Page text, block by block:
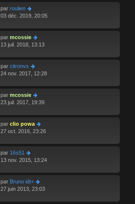
par roulien
03 déc. 2019, 20:05
par mcossie
13 juil. 2018, 13:13
par citronvs
24 nov. 2017, 12:28
par mcossie
23 juil. 2017, 19:39
par clio powa
27 oct. 2016, 23:26
par 16s51
13 nov. 2015, 13:24
par Bruno idt+
27 juin 2013, 23:03